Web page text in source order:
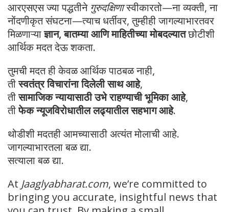
आरएसएस ज्या पद्धतीने गुरुदक्षिणास्वीकारतो—ना व्यक्ती, ना
नोंदणीकृत संघटना—त्याच धर्तीवर, तुम्हीही जागल्याभारतवर
मिळणाऱ्याज्ञान, बातम्या आणि माहितीच्या मोबदल्यातछोटीशी
आर्थिक मदत देऊ शकता.
तुमची मदत ही केवळ आर्थिक पाठबळ नाही,
तीस्वतंत्र विचारांना दिलेली साथ आहे,
तीसामाजिक न्यायासाठी उभे राहण्याची भूमिका आहे,
तीफेक न्यूजविरोधातील लढ्यातील सहभाग आहे.
थोडीशी मदतही आमच्यासाठी अत्यंत मोलाची आहे.
जागल्याभारतला बळ द्या.
सत्याला बळ द्या.
At Jaaglyabharat.com, we’re committed to
bringing you accurate, insightful news that